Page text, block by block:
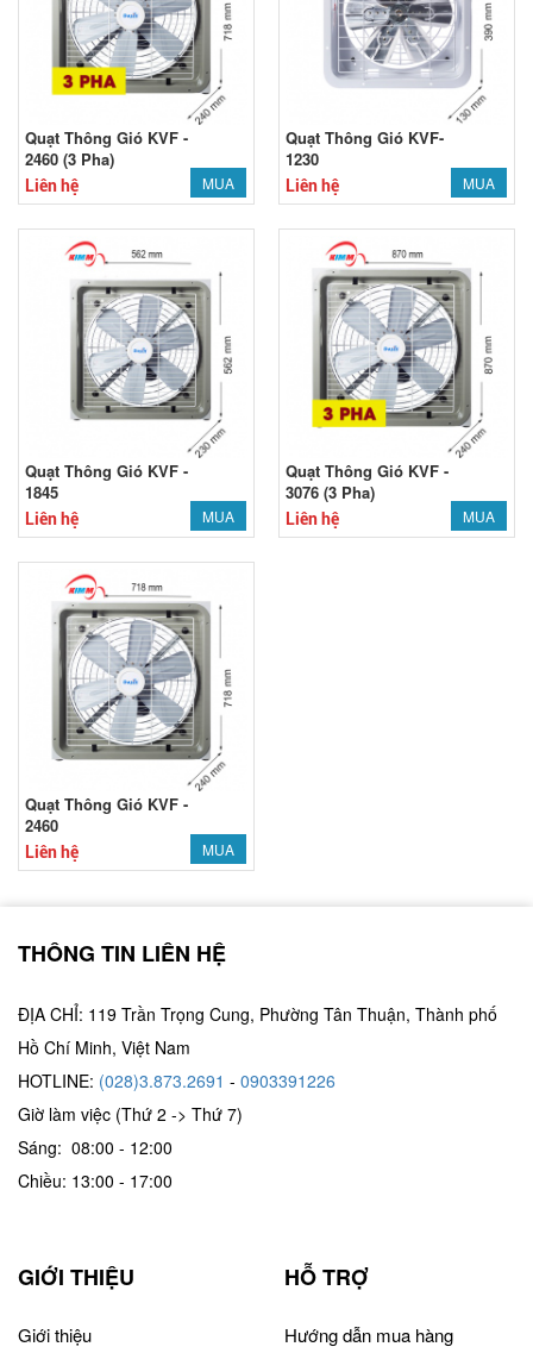
Quạt Thông Gió KVF -
2460 (3 Pha)
Liên hệ MUA
Quạt Thông Gió KVF-
1230
Liên hệ MUA
Quạt Thông Gió KVF -
1845
Liên hệ MUA
Quạt Thông Gió KVF -
3076 (3 Pha)
Liên hệ MUA
Quạt Thông Gió KVF -
2460
Liên hệ MUA
THÔNG TIN LIÊN HỆ
ĐỊA CHỈ: 119 Trần Trọng Cung, Phường Tân Thuận, Thành phố
Hồ Chí Minh, Việt Nam
HOTLINE: (028)3.873.2691 - 0903391226
Giờ làm việc (Thứ 2 -> Thứ 7)
Sáng: 08:00 - 12:00
Chiều: 13:00 - 17:00
GIỚI THIỆU
Giới thiệu
HỖ TRỢ
Hướng dẫn mua hàng